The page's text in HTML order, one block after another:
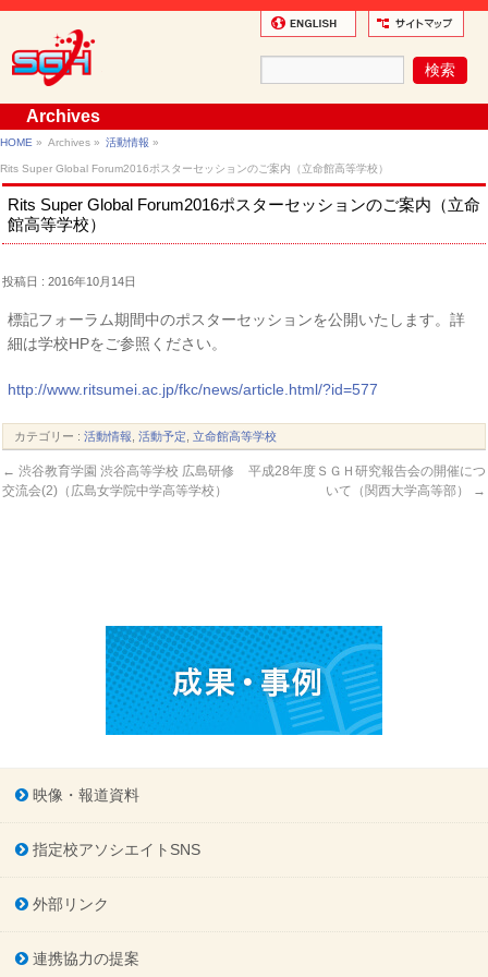
Archives
HOME » Archives » 活動情報 »
Rits Super Global Forum2016ポスターセッションのご案内（立命館高等学校）
Rits Super Global Forum2016ポスターセッションのご案内（立命
館高等学校）
投稿日 : 2016年10月14日
標記フォーラム期間中のポスターセッションを公開いたします。詳
細は学校HPをご参照ください。
http://www.ritsumei.ac.jp/fkc/news/article.html/?id=577
カテゴリー :活動情報 ,活動予定 ,立命館高等学校
← 渋谷教育学園 渋谷高等学校 広島研修
交流会(2)（広島女学院中学高等学校）
平成28年度ＳＧＨ研究報告会の開催につ
いて（関西大学高等部）
→
映像・報道資料
指定校アソシエイトSNS
外部リンク
連携協力の提案